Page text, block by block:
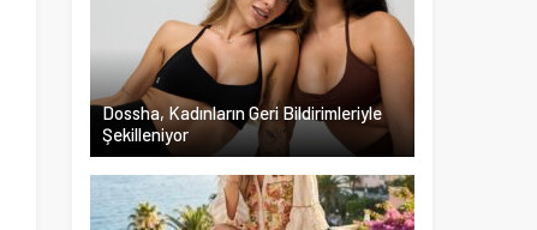
Dossha, Kadınların Geri Bildirimleriyle
Şekilleniyor